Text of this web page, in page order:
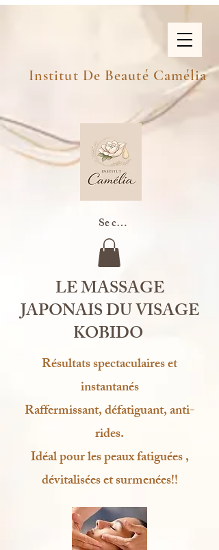
Institut De Beauté Camélia
Se connecter
LE MASSAGE
JAPONAIS DU VISAGE
KOBIDO
Résultats spectaculaires et
instantanés
Raffermissant, défatiguant, anti-
rides.
Idéal pour les peaux fatiguées ,
dévitalisées et surmenées!!